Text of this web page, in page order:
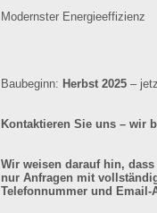
Modernster Energieeffizienz
Baubeginn: Herbst 2025 –
Kontaktieren Sie uns – wir
Wir weisen darauf hin,
nur Anfragen mit
Telefonnummer und Email-